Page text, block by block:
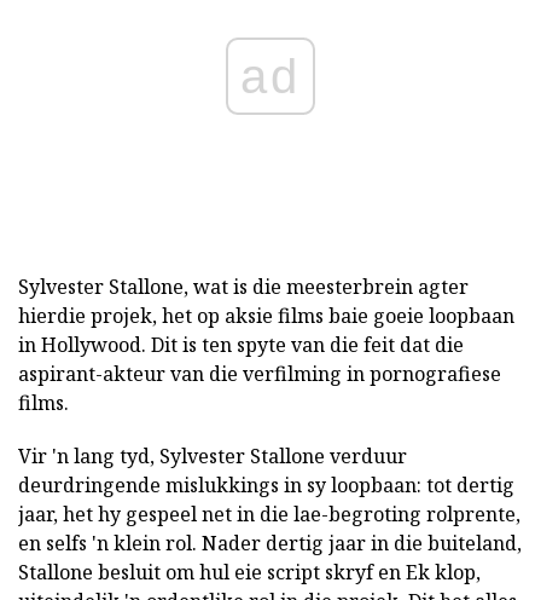
ad
Sylvester Stallone, wat is die meesterbrein agter
hierdie projek, het op aksie films baie goeie loopbaan
in Hollywood. Dit is ten spyte van die feit dat die
aspirant-akteur van die verfilming in pornografiese
films.
Vir 'n lang tyd, Sylvester Stallone verduur
deurdringende mislukkings in sy loopbaan: tot dertig
jaar, het hy gespeel net in die lae-begroting rolprente,
en selfs 'n klein rol. Nader dertig jaar in die buiteland,
Stallone besluit om hul eie script skryf en Ek klop,